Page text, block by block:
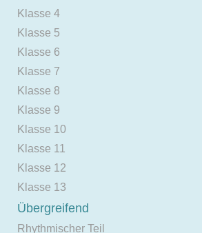
Klasse 4
Klasse 5
Klasse 6
Klasse 7
Klasse 8
Klasse 9
Klasse 10
Klasse 11
Klasse 12
Klasse 13
Übergreifend
Rhythmischer Teil